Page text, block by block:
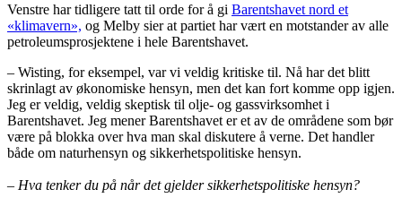
Venstre har tidligere tatt til orde for å gi Barentshavet nord et
«klimavern», og Melby sier at partiet har vært en motstander av alle
petroleumsprosjektene i hele Barentshavet.
– Wisting, for eksempel, var vi veldig kritiske til. Nå har det blitt
skrinlagt av økonomiske hensyn, men det kan fort komme opp igjen.
Jeg er veldig, veldig skeptisk til olje- og gassvirksomhet i
Barentshavet. Jeg mener Barentshavet er et av de områdene som bør
være på blokka over hva man skal diskutere å verne. Det handler
både om naturhensyn og sikkerhetspolitiske hensyn.
– Hva tenker du på når det gjelder sikkerhetspolitiske hensyn?